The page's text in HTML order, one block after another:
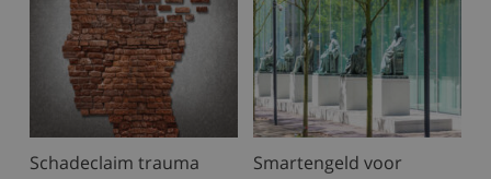
Schadeclaim trauma
Smartengeld voor